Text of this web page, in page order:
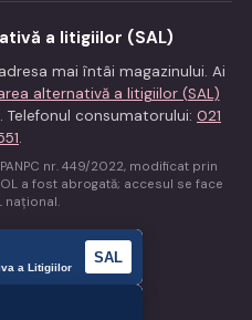
a litigiilor (SAL)
mai întâi magazinului. Ai
alternativă a litigiilor (SAL)
. Telefonul consumatorului: 021
.
nr. 449/2022, modificat prin
a fost abrogată; accesul se face
național.